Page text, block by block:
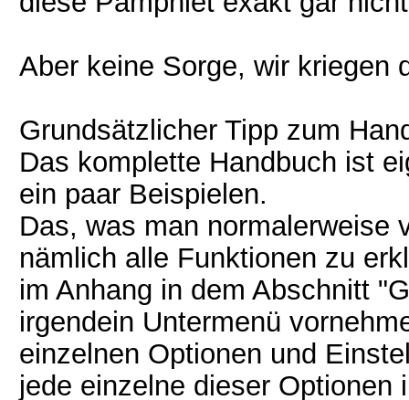
Aber keine Sorge, wir
Grundsätzlicher Tipp zum
Das komplette Handbuch ist
ein paar Beispielen.
Das, was man normalerweise
nämlich alle Funktionen zu
im Anhang in dem Abschnitt
irgendein Untermenü
einzelnen Optionen und
jede einzelne dieser